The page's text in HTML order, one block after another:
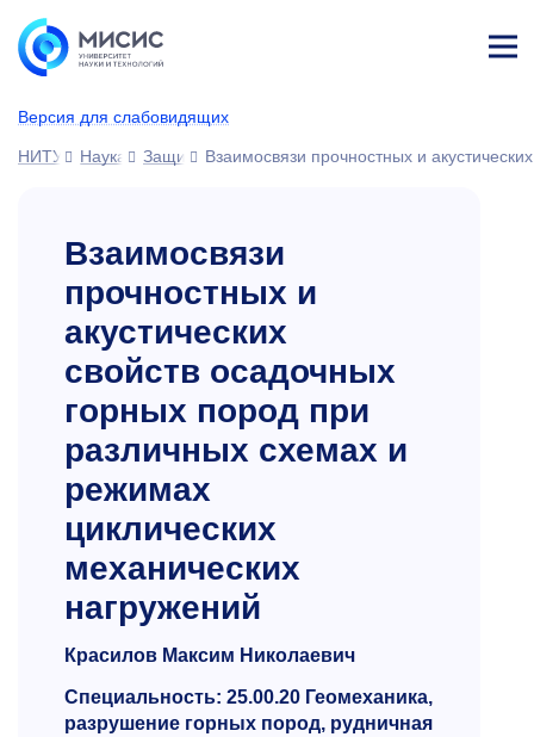
Версия для слабовидящих
ине
НИТУ МИСИС
Наука Защиты диссертаций
Взаимосвязи прочностных и
Взаимосвязи
прочностных и
акустических
свойств осадочных
горных пород при
различных схемах и
режимах
циклических
механических
нагружений
Красилов Максим Николаевич
Специальность: 25.00.20 Геомеханика,
разрушение горных пород, рудничная